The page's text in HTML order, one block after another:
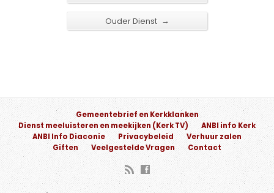
Ouder Dienst →
Gemeentebrief en Kerkklanken
Dienst meeluisteren en meekijken (Kerk TV)
ANBI info Kerk
ANBI Info Diaconie
Privacybeleid
Verhuur zalen
Giften
Veelgestelde Vragen Contact